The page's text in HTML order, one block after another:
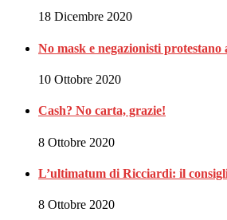
18 Dicembre 2020
No mask e negazionisti
10 Ottobre 2020
Cash? No carta, grazie!
8 Ottobre 2020
L’ultimatum di Ricciardi: il
8 Ottobre 2020